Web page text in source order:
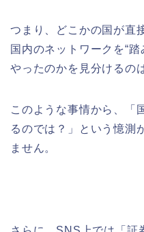
つまり、どこかの国が直
国内のネットワークを“
やったのかを見分けるの
このような事情から、「
るのでは？」という憶測
ません。